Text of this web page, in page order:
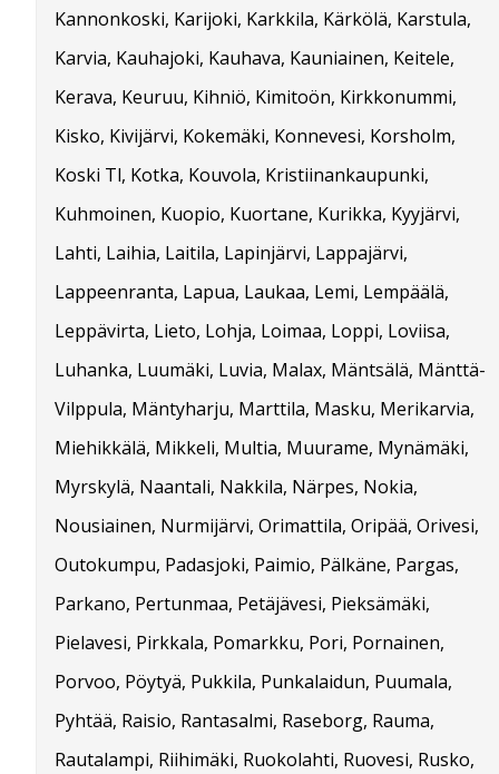
Kannonkoski, Karijoki, Karkkila, Kärkölä, Karstula,
Karvia, Kauhajoki, Kauhava, Kauniainen, Keitele,
Kerava, Keuruu, Kihniö, Kimitoön, Kirkkonummi,
Kisko, Kivijärvi, Kokemäki, Konnevesi, Korsholm,
Koski Tl, Kotka, Kouvola, Kristiinankaupunki,
Kuhmoinen, Kuopio, Kuortane, Kurikka, Kyyjärvi,
Lahti, Laihia, Laitila, Lapinjärvi, Lappajärvi,
Lappeenranta, Lapua, Laukaa, Lemi, Lempäälä,
Leppävirta, Lieto, Lohja, Loimaa, Loppi, Loviisa,
Luhanka, Luumäki, Luvia, Malax, Mäntsälä, Mänttä-
Vilppula, Mäntyharju, Marttila, Masku, Merikarvia,
Miehikkälä, Mikkeli, Multia, Muurame, Mynämäki,
Myrskylä, Naantali, Nakkila, Närpes, Nokia,
Nousiainen, Nurmijärvi, Orimattila, Oripää, Orivesi,
Outokumpu, Padasjoki, Paimio, Pälkäne, Pargas,
Parkano, Pertunmaa, Petäjävesi, Pieksämäki,
Pielavesi, Pirkkala, Pomarkku, Pori, Pornainen,
Porvoo, Pöytyä, Pukkila, Punkalaidun, Puumala,
Pyhtää, Raisio, Rantasalmi, Raseborg, Rauma,
Rautalampi, Riihimäki, Ruokolahti, Ruovesi, Rusko,